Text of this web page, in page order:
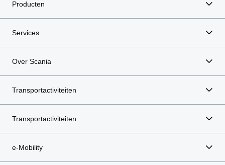
Producten
Services
Over Scania
Transportactiviteiten
Transportactiviteiten
e-Mobility